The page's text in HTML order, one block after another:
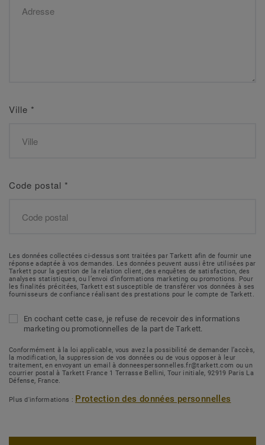
Ville *
Code postal *
Les données collectées ci-dessus sont traitées par Tarkett afin de fournir une
réponse adaptée à vos demandes. Les données peuvent aussi être utilisées par
Tarkett pour la gestion de la relation client, des enquêtes de satisfaction, des
analyses statistiques, ou l’envoi d’informations marketing ou promotions. Pour
les finalités précitées, Tarkett est susceptible de transférer vos données à ses
fournisseurs de confiance réalisant des prestations pour le compte de Tarkett.
En cochant cette case, je refuse de recevoir des informations
marketing ou promotionnelles de la part de Tarkett.
Conformément à la loi applicable, vous avez la possibilité de demander l’accès,
la modification, la suppression de vos données ou de vous opposer à leur
traitement, en envoyant un email à donneespersonnelles.fr@tarkett.com ou un
courrier postal à Tarkett France 1 Terrasse Bellini, Tour initiale, 92919 Paris La
Défense, France.
Plus d'informations : Protection des données personnelles